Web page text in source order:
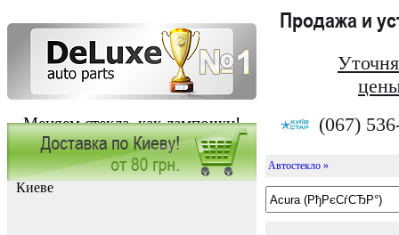
Меняем стекла, как лампочки!
Продажа и
(067)
Заказать установку автостекла в
Киеве
Автостекло »